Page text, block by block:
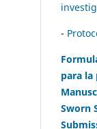
-
para la
Sworn